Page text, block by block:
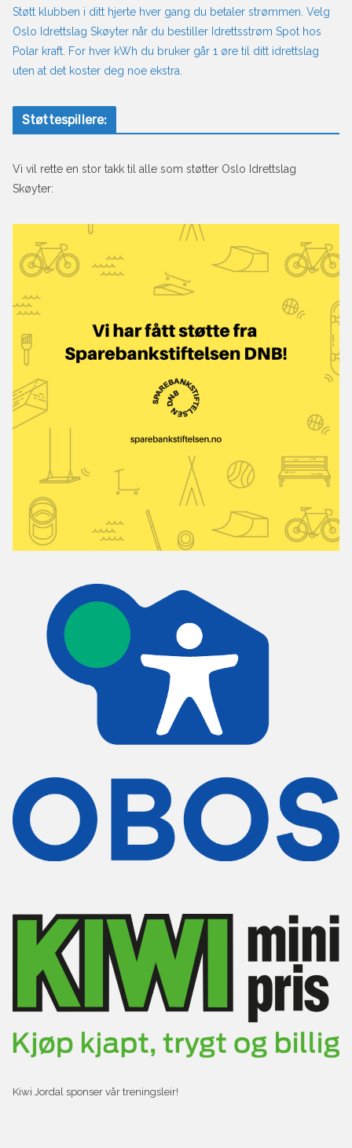
Støtt klubben i ditt hjerte hver gang du betaler strømmen. Velg
Oslo Idrettslag Skøyter når du bestiller Idrettsstrøm Spot hos
Polar kraft. For hver kWh du bruker går 1 øre til ditt idrettslag
uten at det koster deg noe ekstra.
Støttespillere:
Vi vil rette en stor takk til alle som støtter Oslo Idrettslag
Skøyter:
Kiwi Jordal sponser vår treningsleir!